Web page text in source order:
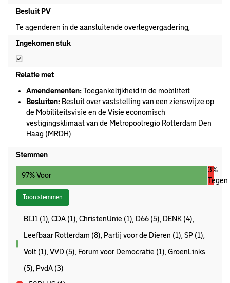
Besluit PV
Te agenderen in de aansluitende overlegvergadering,
Ingekomen stuk
Ingekomen stuk
Relatie met
Amendementen:Toegankelijkheid in de mobiliteit
Besluiten: Besluit over vaststelling van een zienswijze op
de Mobiliteitsvisie en de Visie economisch
vestigingsklimaat van de Metropoolregio Rotterdam Den
Haag (MRDH)
Stemmen
97% Voor
3%
Tegen
Toon stemmen
voor
BIJ1 (1), CDA (1), ChristenUnie (1), D66 (5), DENK (4),
Leefbaar Rotterdam (8), Partij voor de Dieren (1), SP (1),
Volt (1), VVD (5), Forum voor Democratie (1), GroenLinks
(5), PvdA (3)